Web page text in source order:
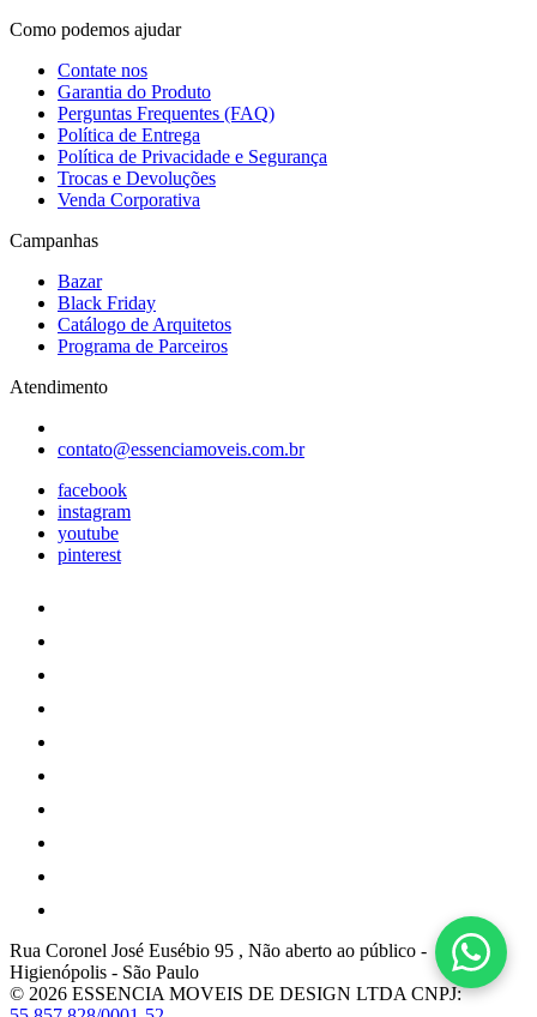
Como podemos ajudar
Contate nos
Garantia do Produto
Perguntas Frequentes (FAQ)
Política de Entrega
Política de Privacidade e Segurança
Trocas e Devoluções
Venda Corporativa
Campanhas
Bazar
Black Friday
Catálogo de Arquitetos
Programa de Parceiros
Atendimento
contato@essenciamoveis.com.br
facebook
instagram
youtube
pinterest
Rua Coronel José Eusébio 95 , Não aberto ao público -
Higienópolis - São Paulo
© 2026 ESSENCIA MOVEIS DE DESIGN LTDA CNPJ: